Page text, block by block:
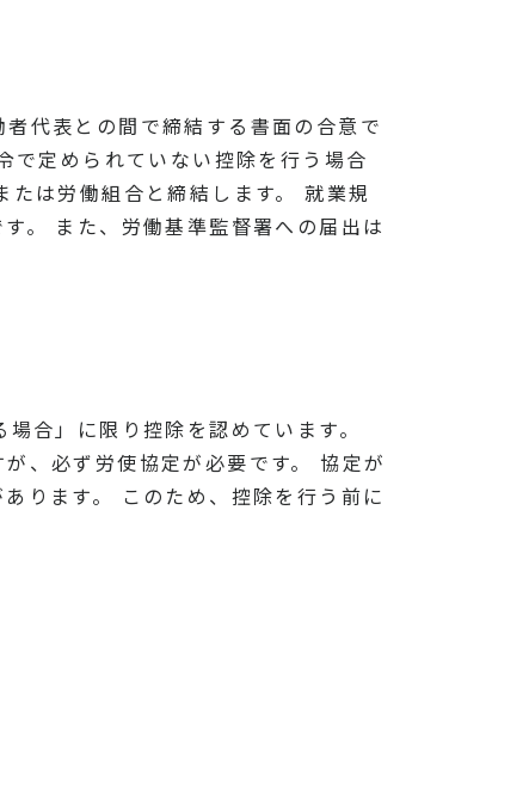
代表との間で締結する書面の合意で
で定められていない控除を行う場合
は労働組合と締結します。 就業規
。 また、労働基準監督署への届出は
合」に限り控除を認めています。
、必ず労使協定が必要です。 協定が
ります。 このため、控除を行う前に